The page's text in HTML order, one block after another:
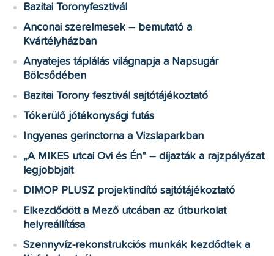
Bazitai Toronyfesztivál
Anconai szerelmesek – bemutató a
Kvártélyházban
Anyatejes táplálás világnapja a Napsugár
Bölcsődében
Bazitai Torony fesztivál sajtótájékoztató
Tókerülő jótékonysági futás
Ingyenes gerinctorna a Vizslaparkban
„A MIKES utcai Ovi és Én” – díjazták a rajzpályázat
legjobbjait
DIMOP PLUSZ projektindító sajtótájékoztató
Elkezdődött a Mező utcában az útburkolat
helyreállítása
Szennyvíz-rekonstrukciós munkák kezdődtek a